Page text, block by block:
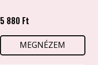
5 880 Ft
MEGNÉZEM